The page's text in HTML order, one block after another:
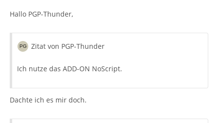
Hallo PGP-Thunder,
Zitat von PGP-Thunder
Ich nutze das ADD-ON NoScript.
Dachte ich es mir doch.